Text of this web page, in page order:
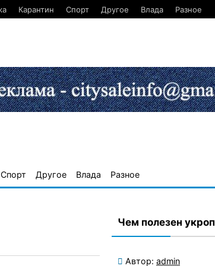
Карантин Спорт Другое Влада Разное
Спорт Другое Влада Разное
Чем полезен укроп
Автор: admin